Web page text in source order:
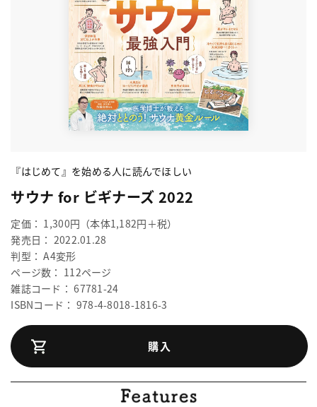
『はじめて』を始める人に読んでほしい
サウナ for ビギナーズ 2022
定価： 1,300円（本体1,182円＋税）
発売日： 2022.01.28
判型： A4変形
ページ数： 112ページ
雑誌コード： 67781-24
ISBNコード： 978-4-8018-1816-3
購入